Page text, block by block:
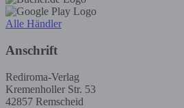
Alle Händler
Anschrift
Rediroma-Verlag
Kremenholler Str. 53
42857 Remscheid